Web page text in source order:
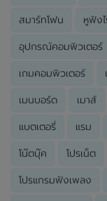
สมาร์ทโฟน หูฟัง
อุปกรณ์คอมพิวเตอร์
เกมคอมพิวเตอร์
เมนบอร์ด เมาส์
แบตเตอรี่ แรม
โน๊ตบุ๊ค โปรเน็ต
โปรแกรมฟังเพลง